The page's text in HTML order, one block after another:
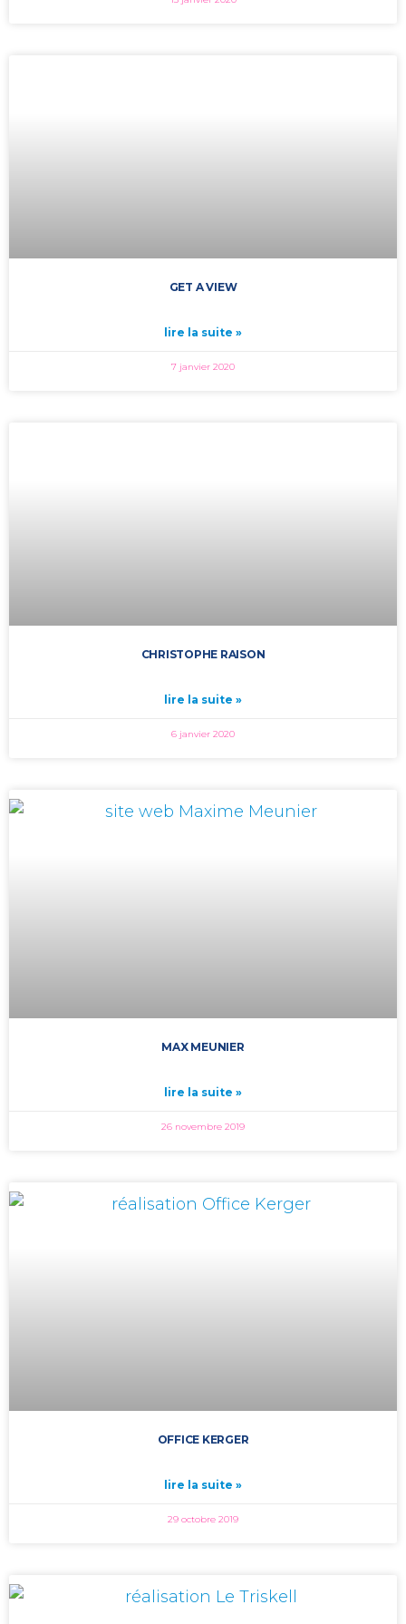
GET A VIEW
lire la suite »
7 janvier 2020
CHRISTOPHE RAISON
lire la suite »
6 janvier 2020
MAX MEUNIER
lire la suite »
26 novembre 2019
OFFICE KERGER
lire la suite »
29 octobre 2019